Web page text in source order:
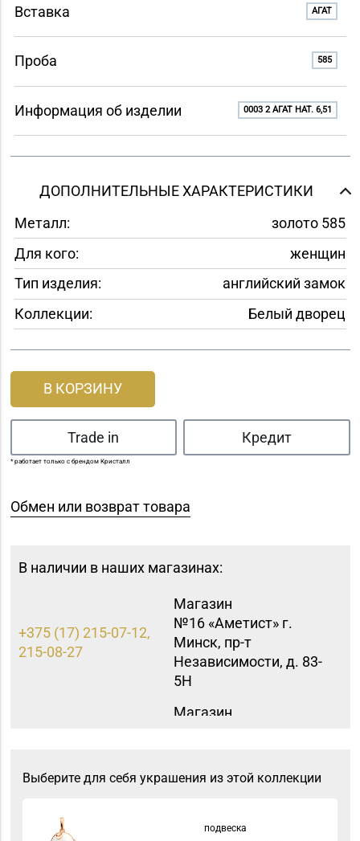
Вставка АГАТ
Проба 585
Информация об изделии 0003 2 АГАТ НАТ. 6,51
ДОПОЛНИТЕЛЬНЫЕ ХАРАКТЕРИСТИКИ
Металл:
золото 585
Для кого:
женщин
Тип изделия:
английский замок
Коллекции:
Белый дворец
В КОРЗИНУ
Trade in Кредит
* работает только с брендом Кристалл
Обмен или возврат товара
В наличии в наших магазинах:
+375 (17) 215-07-12,
215-08-27
Магазин
№16 «Аметист» г.
Минск, пр-т
Независимости, д. 83-
5Н
Магазин
8 (0162) 32-25-26, 29-
Выберите для себя украшения из этой коллекции
подвеска